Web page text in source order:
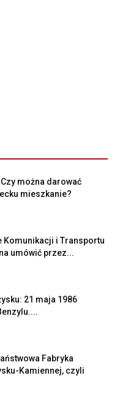
można darować
mieszkanie?
Komunikacji i Transportu
umówić przez...
21 maja 1986
Fabryka
Kamiennej, czyli